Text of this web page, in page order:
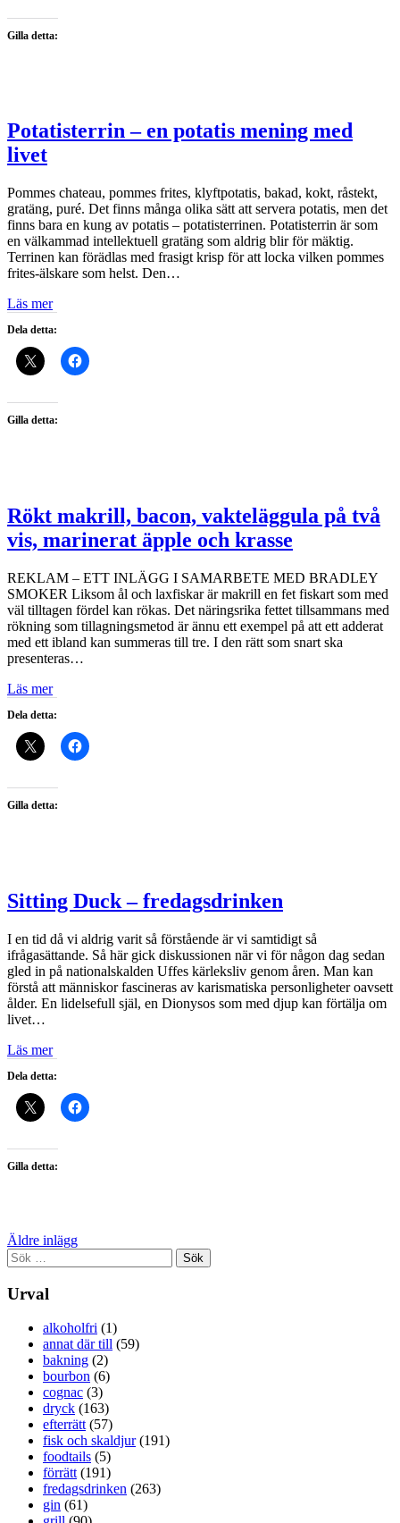
Gilla detta:
Potatisterrin – en potatis mening med
livet
Pommes chateau, pommes frites, klyftpotatis, bakad, kokt, råstekt,
gratäng, puré. Det finns många olika sätt att servera potatis, men det
finns bara en kung av potatis – potatisterrinen. Potatisterrin är som
en välkammad intellektuell gratäng som aldrig blir för mäktig.
Terrinen kan förädlas med frasigt krisp för att locka vilken pommes
frites-älskare som helst. Den…
Läs mer
Dela detta:
Gilla detta:
Rökt makrill, bacon, vakteläggula på två
vis, marinerat äpple och krasse
REKLAM – ETT INLÄGG I SAMARBETE MED BRADLEY
SMOKER Liksom ål och laxfiskar är makrill en fet fiskart som med
väl tilltagen fördel kan rökas. Det näringsrika fettet tillsammans med
rökning som tillagningsmetod är ännu ett exempel på att ett adderat
med ett ibland kan summeras till tre. I den rätt som snart ska
presenteras…
Läs mer
Dela detta:
Gilla detta:
Sitting Duck – fredagsdrinken
I en tid då vi aldrig varit så förstående är vi samtidigt så
ifrågasättande. Så här gick diskussionen när vi för någon dag sedan
gled in på nationalskalden Uffes kärleksliv genom åren. Man kan
förstå att människor fascineras av karismatiska personligheter oavsett
ålder. En lidelsefull själ, en Dionysos som med djup kan förtälja om
livet…
Läs mer
Dela detta:
Gilla detta:
Inläggsnavigering
Äldre inlägg
Sök
efter:
Urval
alkoholfri (1)
annat där till (59)
bakning (2)
bourbon (6)
cognac (3)
dryck (163)
efterrätt (57)
fisk och skaldjur(191)
foodtails (5)
förrätt (191)
fredagsdrinken (263)
gin (61)